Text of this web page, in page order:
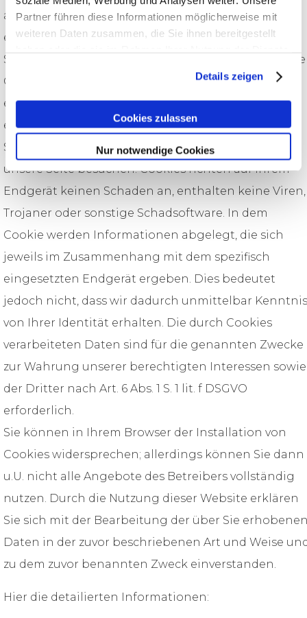
Partner führen diese Informationen möglicherweise mit
weiteren Daten zusammen, die Sie ihnen bereitgestellt
Details zeigen
Cookies zulassen
Nur notwendige Cookies
auf die Webseiten des Betreibers den Zugriff zu
erleichtern bzw. um persönlich angepasste
Sitzungen zu veranstalten, werden ein oder mehrere
Cookies auf Ihrem PC abgelegt. Bei diesen handelt
es sich um Textdateien, die Ihr Browser automatisch
erstellt und die auf Ihrem Endgerät (Laptop, Tablet,
Smartphone o.ä.) gespeichert werden, wenn Sie
unsere Seite besuchen. Cookies richten auf Ihrem
Endgerät keinen Schaden an, enthalten keine Viren,
Trojaner oder sonstige Schadsoftware. In dem
Cookie werden Informationen abgelegt, die sich
jeweils im Zusammenhang mit dem spezifisch
eingesetzten Endgerät ergeben. Dies bedeutet
jedoch nicht, dass wir dadurch unmittelbar Kenntnis
von Ihrer Identität erhalten. Die durch Cookies
verarbeiteten Daten sind für die genannten Zwecke
zur Wahrung unserer berechtigten Interessen sowie
der Dritter nach Art. 6 Abs. 1 S. 1 lit. f DSGVO
erforderlich.
Sie können in Ihrem Browser der Installation von
Cookies widersprechen; allerdings können Sie dann
u.U. nicht alle Angebote des Betreibers vollständig
nutzen. Durch die Nutzung dieser Website erklären
Sie sich mit der Bearbeitung der über Sie
Daten in der zuvor beschriebenen Art und Weise
zu dem zuvor benannten Zweck einverstanden.
Hier die detailierten Informationen: